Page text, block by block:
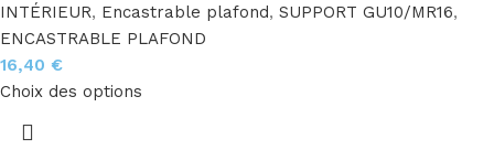
INTÉRIEUR, Encastrable plafond, SUPPORT GU10/MR16,
ENCASTRABLE PLAFOND
16,40 €
Choix des options